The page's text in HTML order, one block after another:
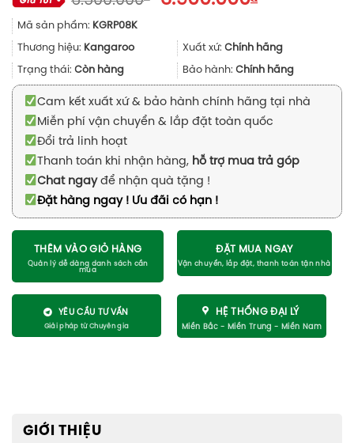
6.500.000₫.là:
3.900.000₫.
Mã sản phẩm: KGRP08K
Thương hiệu: Kangaroo Xuất xứ: Chính hãng
Trạng thái: Còn hàng Bảo hành: Chính hãng
Cam kết xuất xứ & bảo hành chính hãng tại nhà
Miễn phí vận chuyển & lắp đặt toàn quốc
Đổi trả linh hoạt
Thanh toán khi nhận hàng, hỗ trợ mua trả góp
Chat ngayđể nhận quà tặng !
Đặt hàng ngay ! Ưu đãi có hạn !
THÊM VÀO GIỎ HÀNG ĐẶT MUA NGAY
YÊU CẦU TƯ VẤN HỆ THỐNG ĐẠI LÝ
GIỚI THIỆU